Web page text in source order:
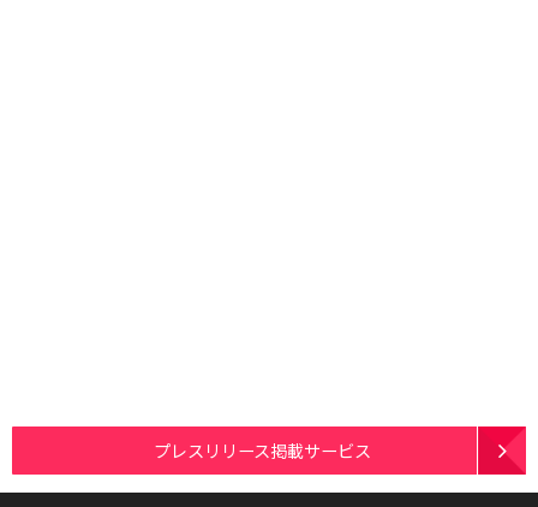
プレスリリース掲載サービス